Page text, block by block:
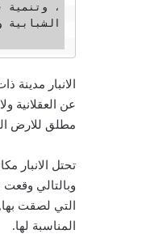
الانبار
عن العقلانية
مطلق للارض
وبالتالي
التي لصقت
المناسبة لها.